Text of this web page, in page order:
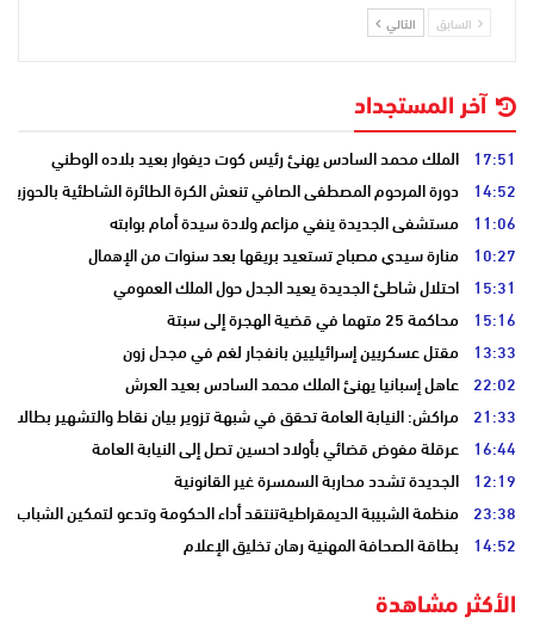
السابق التالي
آخر المستجداد
17:51 الملك محمد السادس يهنئ رئيس كوت ديفوار بعيد بلاده الوطني
14:52 دورة المرحوم المصطفى الصافي تنعش الكرة الطائرة الشاطئية بالحوزية
11:06 مستشفى الجديدة ينفي مزاعم ولادة سيدة أمام بوابته
10:27 منارة سيدي مصباح تستعيد بريقها بعد سنوات من الإهمال
15:31 احتلال شاطئ الجديدة يعيد الجدل حول الملك العمومي
15:16 محاكمة 25 متهما في قضية الهجرة إلى سبتة
13:33 مقتل عسكريين إسرائيليين بانفجار لغم في مجدل زون
22:02 عاهل إسبانيا يهنئ الملك محمد السادس بعيد العرش
21:33 مراكش: النيابة العامة تحقق في شبهة تزوير بيان نقاط والتشهير بطالب
16:44 عرقلة مفوض قضائي بأولاد احسين تصل إلى النيابة العامة
12:19 الجديدة تشدد محاربة السمسرة غير القانونية
23:38 منظمة الشبيبة الديمقراطيةتنتقد أداء الحكومة وتدعو لتمكين الشباب
14:52 بطاقة الصحافة المهنية رهان تخليق الإعلام
الأكثر مشاهدة